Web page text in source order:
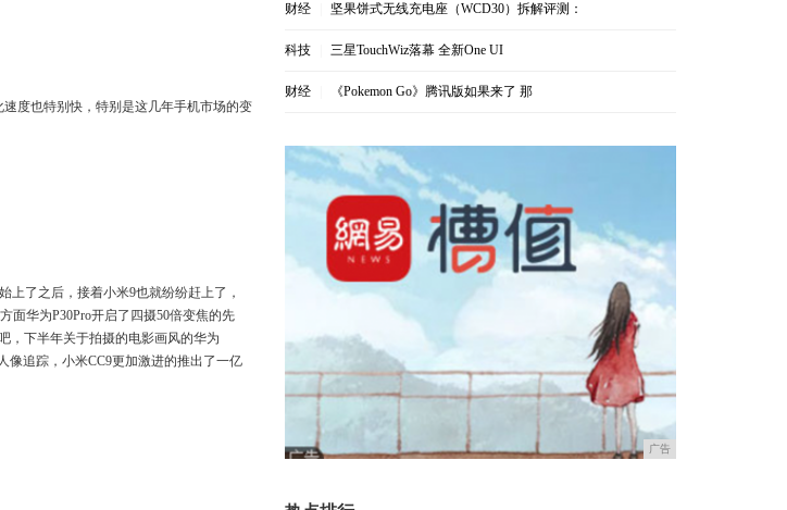
度也特别快，特别是这几年手机市场的变
上了之后，接着小米9也就纷纷赶上了，
面华为P30Pro开启了四摄50倍变焦的先
，下半年关于拍摄的电影画风的华为
像追踪，小米CC9更加激进的推出了一亿
财经 坚果饼式无线充电座（WCD30）拆解评测：
科技 三星TouchWiz落幕 全新One UI
财经 《Pokemon Go》腾讯版如果来了 那
广告